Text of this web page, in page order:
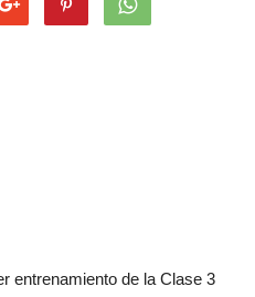
entrenamiento de la Clase 3